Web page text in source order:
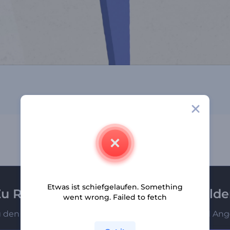
Renderforest-Newsletter
den Ersten, die unsere neuesten Nachrichten und
Etwas ist schiefgelaufen. Something
went wrong. Failed to fetch